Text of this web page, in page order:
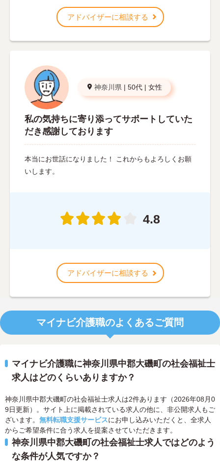
アドバイザーに相談する
神奈川県 | 50代 | 女性
私の気持ちに寄り添ってサポートしていた
だき感謝しております
本当にお世話になりました！ これからもよろしくお願
いします。
4.8
アドバイザーに相談する
マイナビ介護職のよくあるご質問
マイナビ介護職に神奈川県中郡大磯町の社会福祉士
求人はどのくらいありますか？
神奈川県中郡大磯町の社会福祉士求人は2件あります（2026年08月0
9日更新）。サイト上に掲載されている求人の他に、非公開求人もご
ざいます。 無料転職支援サービスにお申し込みいただくと、全求人
からご希望条件に合う求人を提案させていただきます。
神奈川県中郡大磯町の社会福祉士求人ではどのよう
な条件が人気ですか？